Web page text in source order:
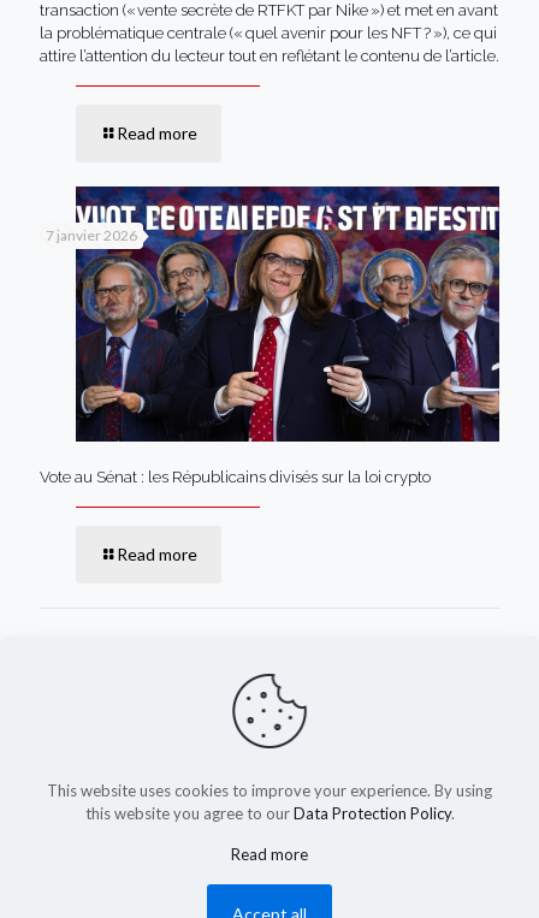
transaction (« vente secrète de RTFKT par Nike ») et met en avant
la problématique centrale (« quel avenir pour les NFT ? »), ce qui
attire l’attention du lecteur tout en reflétant le contenu de l’article.
Read more
7 janvier 2026
Vote au Sénat : les Républicains divisés sur la loi crypto
Read more
This website uses cookies to improve your experience. By using
this website you agree to ourData Protection Policy.
Read more
Accept all